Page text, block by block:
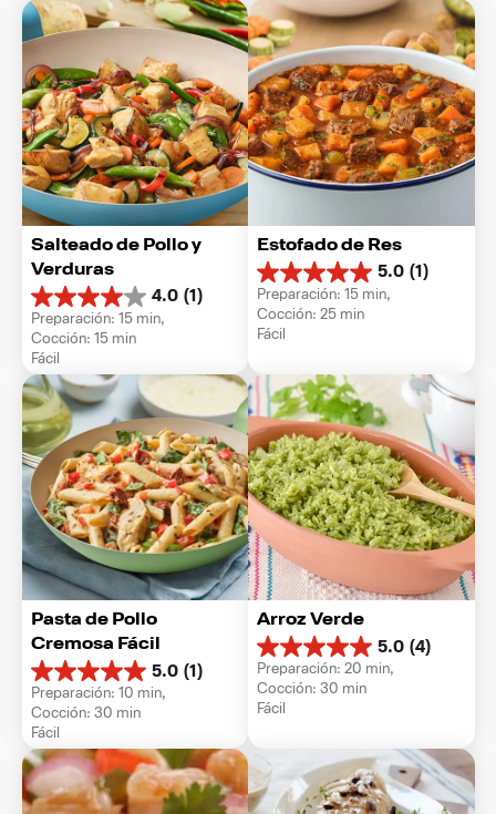
Salteado de Pollo y
Verduras
4.0 (1)
4.0
de
5
estrellas.
1
reseña
Preparación: 15 min,
Cocción: 15 min
Fácil
Estofado de Res
5.0 (1)
5.0
de
5
estrellas.
reseña
Preparación: 15 min,
Cocción: 25 min
Fácil
Pasta de Pollo
Cremosa Fácil
5.0 (1)
5.0
de
5
estrellas.
1
reseña
Preparación: 10 min,
Cocción: 30 min
Fácil
Arroz Verde
5.0 (4)
5.0
de
5
estrellas.
Preparación: 20 min,
Cocción: 30 min
Fácil